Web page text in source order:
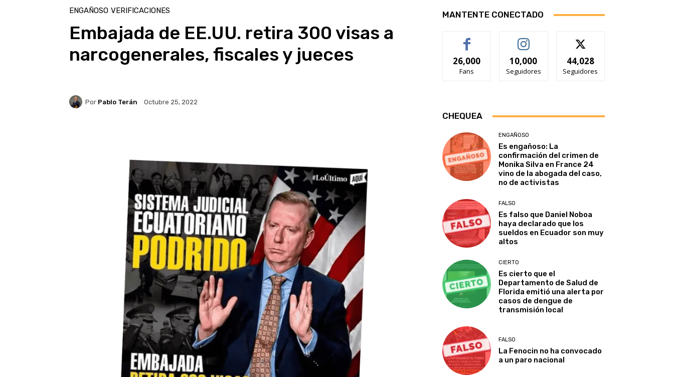
ENGAÑOSO VERIFICACIONES
Embajada de EE.UU. retira 300 visas a
narcogenerales, fiscales y jueces
Por Pablo Terán Octubre 25, 2022
MANTENTE CONECTADO
26,000
Fans
10,000
Seguidores
44,028
Seguidores
CHEQUEA
ENGAÑOSO
Es engañoso: La
confirmación del crimen de
Monika Silva en France 24
vino de la abogada del caso,
no de activistas
FALSO
Es falso que Daniel Noboa
haya declarado que los
sueldos en Ecuador son muy
altos
CIERTO
Es cierto que el
Departamento de Salud de
Florida emitió una alerta por
casos de dengue de
transmisión local
FALSO
La Fenocin no ha convocado
a un paro nacional